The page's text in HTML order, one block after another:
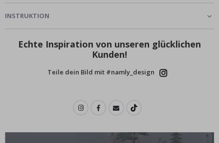
INSTRUKTION
Echte Inspiration von unseren glücklichen
Kunden!
Teile dein Bild mit #namly_design